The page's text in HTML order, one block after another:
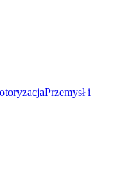
Przemysł i